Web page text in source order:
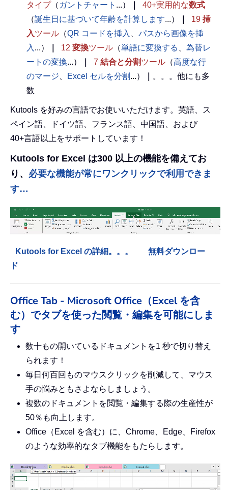
タイプ（ ガントチャート ...） 40+実用的な数式
（誕生日に基づいて年齢を計算します...） 19 挿
入ツール （QR コードを挿入
パスから画像を挿
入 ...） 12 変換ツール （単語に変換する
為替レ
ートの変換...） 7 結合と分割ツール （高度な行
のマージ
Excel セルを分割 ...）
。。。他にも多
数
Kutools を好みの言語でお使いいただけます。英語、ス
ペイン語、ドイツ語、フランス語、中国語、および
40+言語以上をサポートしています！
Kutools for Excel は300 以上の機能を備えてお
り、 必要な機能が常にワンクリックで利用できま
す…
Kutools for Excel の詳細。。。
無料ダウンロー
ド
Office Tab - Microsoft Office（Excel を含
む）でタブを使った閲覧・編集を可能にしま
す
数十もの開いているドキュメントを1 秒で切り替え
られます！
毎日何百回ものマウスクリックを削減して、マウス
手の悩みともさよならしましょう。
複数のドキュメントを閲覧・編集する際の生産性が
50％も向上します。
Office（Excel を含む）に、Chrome、Edge、Firefox
のような効率的なタブ機能をもたらします。